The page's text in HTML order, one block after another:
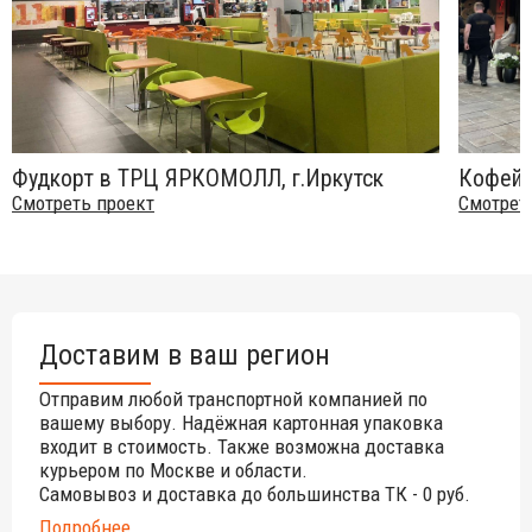
стабильная форма;
стойкость к различным погодным проявлениям;
прочная однородная поверхность;
стойкость к воздействию ультрафиолетовых лучей;
стойкость к тепловым воздействиям.
Использование столешниц Werzalit:
в офисах, залов для проведения конференций и
собраний;
в буфетах различных учреждений;
на летних площадках городских и пляжных кафе, баров,
ресторанов.
Будьте готовы отправиться в экзотическое путешествие с
Фудкорт в ТРЦ ЯРКОМОЛЛ, г.Иркутск
Смотреть проект
Доставим в ваш регион
Отправим любой транспортной компанией по
вашему выбору. Надёжная картонная упаковка
входит в стоимость. Также возможна доставка
курьером по Москве и области.
Самовывоз и доставка до большинства ТК - 0 руб.